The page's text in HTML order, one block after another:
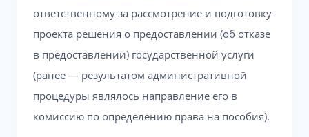
ответственному за рассмотрение и подготовку
проекта решения о предоставлении (об отказе
в предоставлении) государственной услуги
(ранее — результатом административной
процедуры являлось направление его в
комиссию по определению права на пособия).